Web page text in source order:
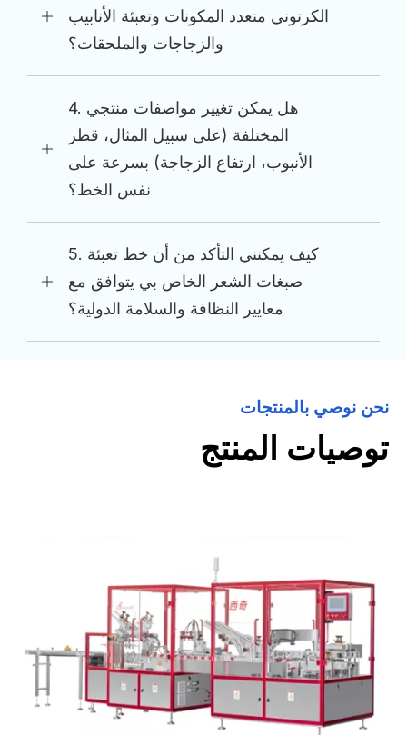
الكرتوني متعدد المكونات وتعبئة الأنابيب
والزجاجات والملحقات؟
4. هل يمكن تغيير مواصفات منتجي
المختلفة (على سبيل المثال، قطر
الأنبوب، ارتفاع الزجاجة) بسرعة على
نفس الخط؟
5. كيف يمكنني التأكد من أن خط تعبئة
صبغات الشعر الخاص بي يتوافق مع
معايير النظافة والسلامة الدولية؟
نحن نوصي بالمنتجات
توصيات المنتج